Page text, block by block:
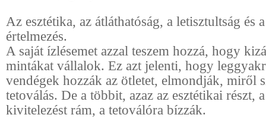
Az esztétika, az átláthatóság, a letisztultság és
értelmezés.
A saját ízlésemet azzal teszem hozzá, hogy
mintákat vállalok. Ez azt jelenti, hogy
vendégek hozzák az ötletet, elmondják, miről
tetoválás. De a többit, azaz az esztétikai részt,
kivitelezést rám, a tetoválóra bízzák.